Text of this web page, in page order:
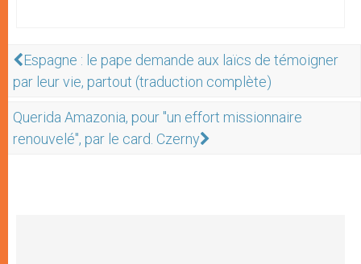
Espagne : le pape demande aux laïcs de témoigner
par leur vie, partout (traduction complète)
Querida Amazonia, pour "un effort missionnaire
renouvelé", par le card. Czerny